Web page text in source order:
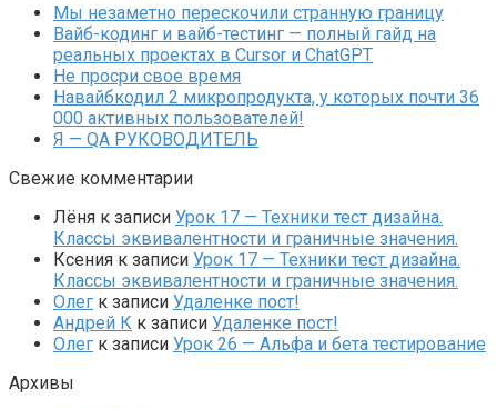
Мы незаметно перескочили странную границу
Вайб-кодинг и вайб-тестинг — полный гайд на
реальных проектах в Cursor и ChatGPT
Не просри свое время
Навайбкодил 2 микропродукта, у которых почти 36
000 активных пользователей!
Я — QA РУКОВОДИТЕЛЬ
Свежие комментарии
Лёня к записи Урок 17 — Техники тест дизайна.
Классы эквивалентности и граничные значения.
Ксения к записи Урок 17 — Техники тест дизайна.
Классы эквивалентности и граничные значения.
Олег к записи Удаленке пост!
Андрей К к записи Удаленке пост!
Олег к записи Урок 26 — Альфа и бета тестирование
Архивы